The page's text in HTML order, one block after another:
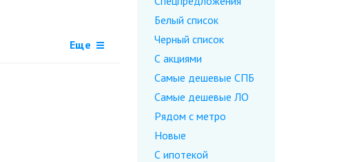
Белый список
Черный список
С акциями
Самые дешевые CПБ
Самые дешевые ЛО
Рядом с метро
Новые
С ипотекой
Еще